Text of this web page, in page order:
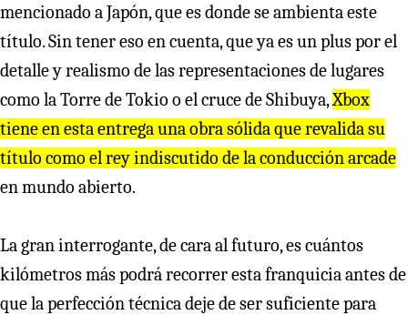
mencionado a Japón, que es donde se ambienta este
título. Sin tener eso en cuenta, que ya es un plus por el
detalle y realismo de las representaciones de lugares
como la Torre de Tokio o el cruce de Shibuya,Xbox
tiene en esta entrega una obra sólida que revalida su
título como el rey indiscutido de la conducción arcade
en mundo abierto.
La gran interrogante, de cara al futuro, es cuántos
kilómetros más podrá recorrer esta franquicia antes de
que la perfección técnica deje de ser suficiente para